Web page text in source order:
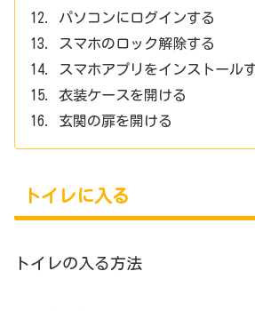
パソコンにログインする
スマホのロック解除する
スマホアプリをインストール
衣装ケースを開ける
玄関の扉を開ける
トイレに入る
トイレの入る方法